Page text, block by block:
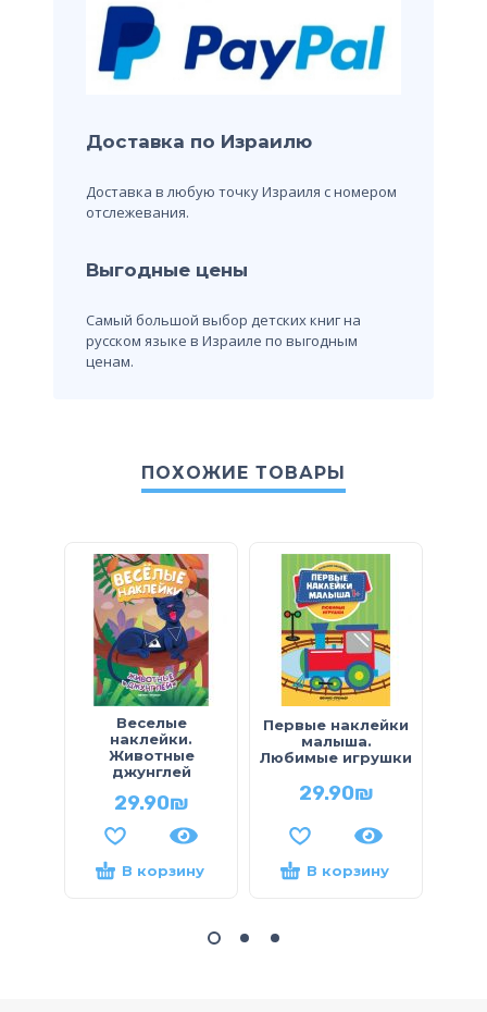
Доставка по Израилю
Доставка в любую точку Израиля с номером
отслежевания.
Выгодные цены
Самый большой выбор детских книг на
русском языке в Израиле по выгодным
ценам.
ПОХОЖИЕ ТОВАРЫ
Веселые
наклейки.
Животные
джунглей
29.90₪
В корзину
Первые наклейки
малыша.
Любимые игрушки
29.90₪
В корзину